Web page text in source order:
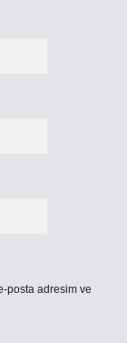
posta adresim ve